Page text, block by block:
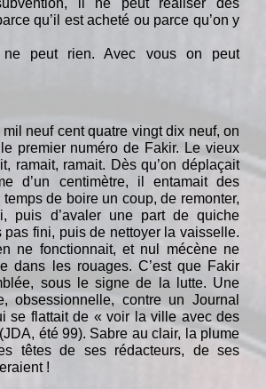
il ne peut réaliser des
qu’il est acheté ou parce qu’on y
peut rien. Avec vous on peut
mil neuf cent quatre vingt dix neuf, on
premier numéro de Fakir. Le vieux
ramait, ramait. Dès qu’on déplaçait
d’un centimètre, il entamait des
de boire un coup, de remonter,
puis d’avaler une part de quiche
pas fini, puis de nettoyer la vaisselle.
ne fonctionnait, et nul mécène ne
dans les rouages. C’est que Fakir
sous le signe de la lutte. Une
obsessionnelle, contre un Journal
se flattait de « voir la ville avec des
été 99). Sabre au clair, la plume
têtes de ses rédacteurs, de ses
!